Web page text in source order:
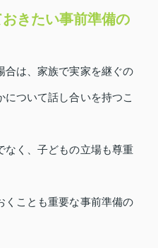
きたい事前準備の
合は、家族で実家を継ぐの
ついて話し合いを持つこ
なく、子どもの立場も尊重
くことも重要な事前準備の